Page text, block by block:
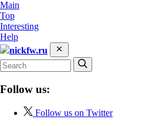
Main
Top
Interesting
Help
nickfw.ru
Follow us:
Follow us on Twitter